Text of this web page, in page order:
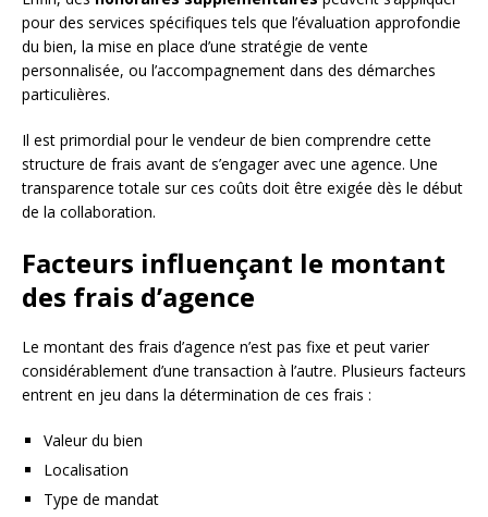
pour des services spécifiques tels que l’évaluation approfondie
du bien, la mise en place d’une stratégie de vente
personnalisée, ou l’accompagnement dans des démarches
particulières.
Il est primordial pour le vendeur de bien comprendre cette
structure de frais avant de s’engager avec une agence. Une
transparence totale sur ces coûts doit être exigée dès le début
de la collaboration.
Facteurs influençant le montant
des frais d’agence
Le montant des frais d’agence n’est pas fixe et peut varier
considérablement d’une transaction à l’autre. Plusieurs facteurs
entrent en jeu dans la détermination de ces frais :
Valeur du bien
Localisation
Type de mandat